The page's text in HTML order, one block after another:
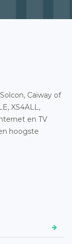
Caiway of
XS4ALL,
en TV
hoogste